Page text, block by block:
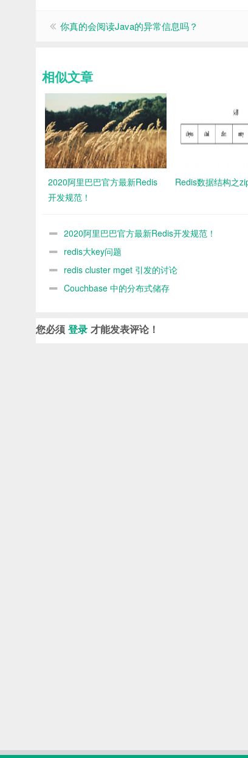
你真的会阅读Java的异常信息吗？
相似文章
2020阿里巴巴官方最新Redis
开发规范！
Redis数据结构之
2020阿里巴巴官方最新Redis开发规范！
redis大key问题
redis cluster mget 引发的讨论
Couchbase 中的分布式储存
您必须 登录 才能发表评论！